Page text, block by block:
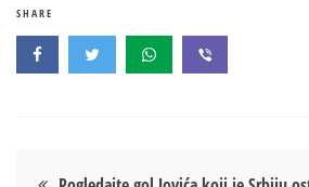
SHARE
Кретање